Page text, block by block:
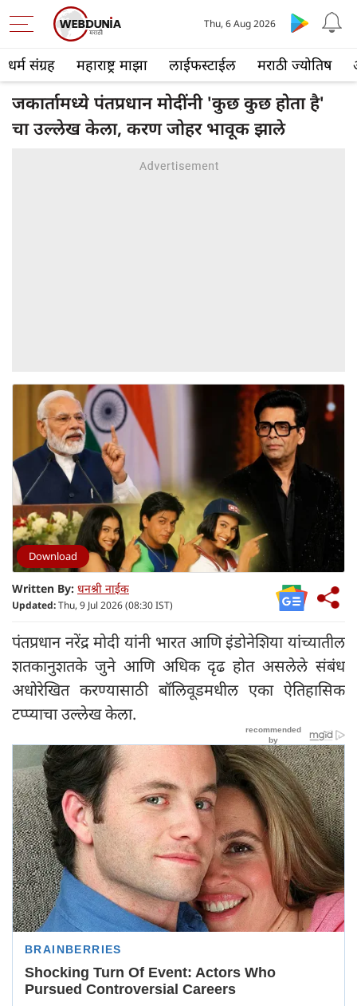
धर्म संग्रह महाराष्ट्र माझा लाईफस्टाईल मराठी ज्योतिष
Thu, 6 Aug 2026
जकार्तामध्ये पंतप्रधान मोदींनी 'कुछ कुछ होता है'
चा उल्लेख केला, करण जोहर भावूक झाले
Download
Written By: धनश्री नाईक
Updated:Thu, 9 Jul 2026 (08:30 IST)
पंतप्रधान नरेंद्र मोदी यांनी भारत आणि इंडोनेशिया यांच्यातील
शतकानुशतके जुने आणि अधिक दृढ होत असलेले संबंध
अधोरेखित करण्यासाठी बॉलिवूडमधील एका ऐतिहासिक
टप्प्याचा उल्लेख केला.